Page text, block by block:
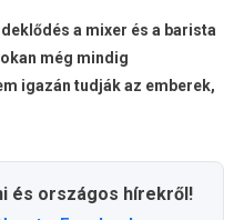
a mixer és a barista
még mindig
igazán tudják az emberek,
és országos hírekről!